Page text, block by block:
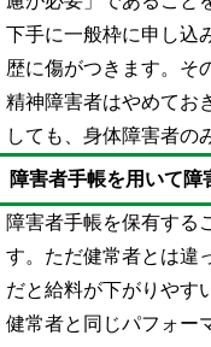
下手に一般枠に申し込
歴に傷がつきます。そ
精神障害者はやめてお
しても、身体障害者の
障害者手帳を用いて
障害者手帳を保有する
す。ただ健常者とは違
だと給料が下がりやす
健常者と同じパフォー